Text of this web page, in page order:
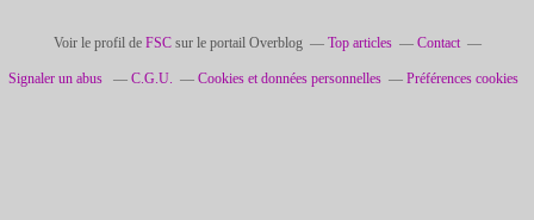
Voir le profil de FSCsur le portail Overblog Top articles Contact
Signaler un abus C.G.U. Cookies et données personnelles Préférences cookies